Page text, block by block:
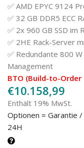
✅ AMD EPYC 9124
✅ 32 GB DDR5 ECC
✅ 2x 960 GB SSD im
✅ 2HE Rack-Server
✅ Redundante 800
Management
BTO (Build-to-
€10.158,99
Enthält 19% MwSt.
Optionen = Garantie
24H